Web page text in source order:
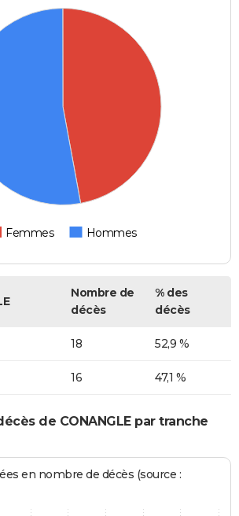
Femmes Hommes
Nombre de
décès
% des
décès
18 52,9 %
16 47,1 %
de CONANGLE par tranche
en nombre de décès (source :